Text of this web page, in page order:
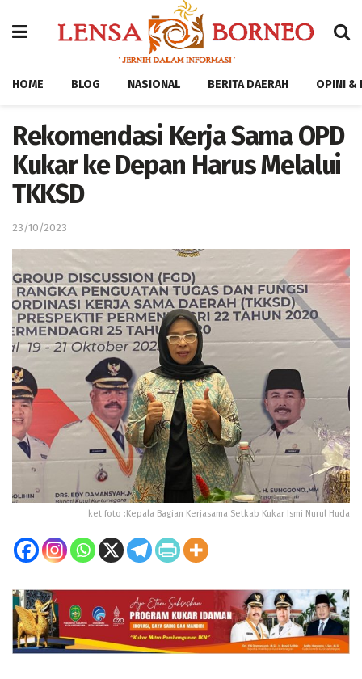
HOME BLOG NASIONAL BERITA DAERAH OPINI &
Rekomendasi Kerja Sama OPD
Kukar ke Depan Harus Melalui
TKKSD
23/10/2023
ket foto :Kepala Bagian Kerjasama Setkab Kukar Ismi Nurul Huda